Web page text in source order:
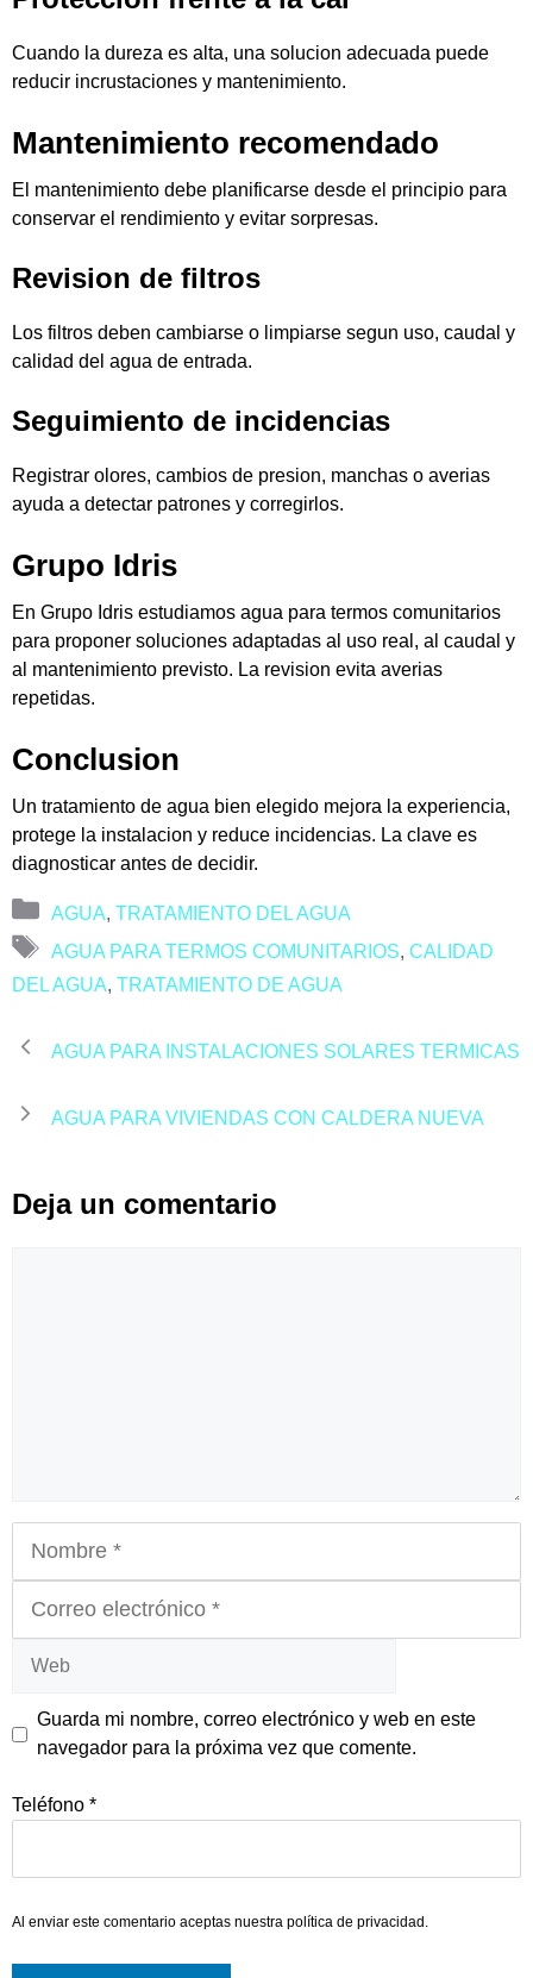
Cuando la dureza es alta, una solucion adecuada puede
reducir incrustaciones y mantenimiento.
Mantenimiento recomendado
El mantenimiento debe planificarse desde el principio para
conservar el rendimiento y evitar sorpresas.
Revision de filtros
Los filtros deben cambiarse o limpiarse segun uso, caudal y
calidad del agua de entrada.
Seguimiento de incidencias
Registrar olores, cambios de presion, manchas o averias
ayuda a detectar patrones y corregirlos.
Grupo Idris
En Grupo Idris estudiamos agua para termos comunitarios
para proponer soluciones adaptadas al uso real, al caudal y
al mantenimiento previsto. La revision evita averias
repetidas.
Conclusion
Un tratamiento de agua bien elegido mejora la experiencia,
protege la instalacion y reduce incidencias. La clave es
diagnosticar antes de decidir.
Categorías
AGUA, TRATAMIENTO DEL AGUA
Etiquetas
AGUA PARA TERMOS COMUNITARIOS, CALIDAD
DEL AGUA, TRATAMIENTO DE AGUA
AGUA PARA INSTALACIONES SOLARES TERMICAS
AGUA PARA VIVIENDAS CON CALDERA NUEVA
Deja un comentario
electrónico
Guarda mi nombre, correo electrónico y web en este
navegador para la próxima vez que comente.
Teléfono *
Al enviar este comentario aceptas nuestra política de privacidad .